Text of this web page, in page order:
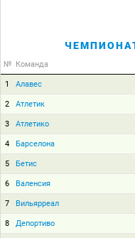
№ Команда
1 Алавес
2 Атлетик
3 Атлетико
4 Барселона
5 Бетис
6 Валенсия
7 Вильярреал
8 Депортиво